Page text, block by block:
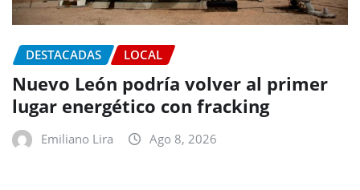
DESTACADAS LOCAL
Nuevo León podría volver al primer
lugar energético con fracking
Emiliano Lira Ago 8, 2026